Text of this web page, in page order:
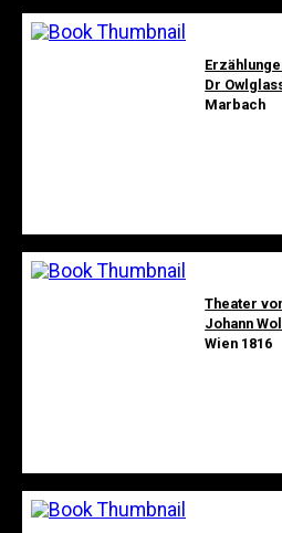
Dr
Marbach
Theater
Johann
Wien 1816